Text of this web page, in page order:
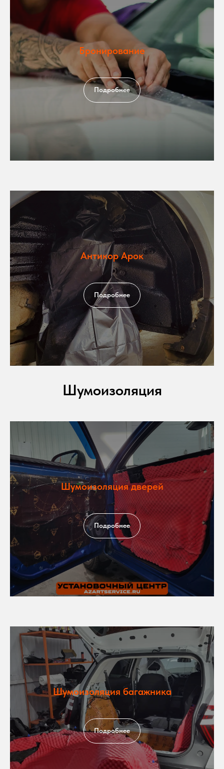
Бронирование
Подробнее
Антикор Арок
Подробнее
Шумоизоляция
Шумоизоляция дверей
Подробнее
Шумоизоляция багажника
Подробнее